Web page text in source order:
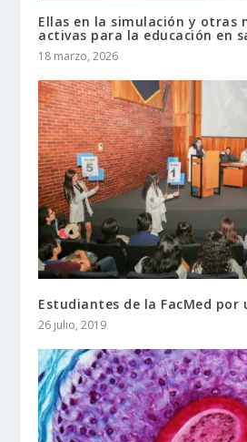
Ellas en la simulación y otras
activas para la educación en
18 marzo, 2026
Estudiantes de la FacMed por
26 julio, 2019